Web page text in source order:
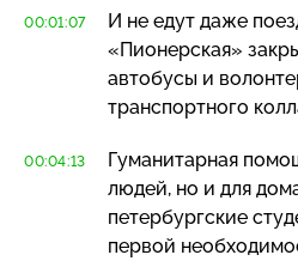
00:01:07
И не едут даже
«Пионерская»
автобусы и
транспортного
00:04:13
Гуманитарная
людей, но и для
петербургские
первой